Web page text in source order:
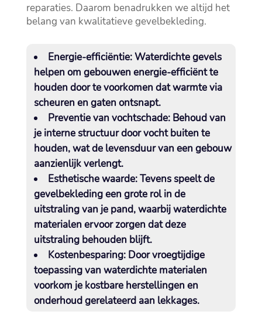
reparaties.​ Daarom benadrukken we altijd het
belang van kwalitatieve gevelbekleding.​
Energie-efficiëntie:Waterdichte gevels
helpen om gebouwen energie-efficiënt te
houden door te voorkomen dat warmte via
scheuren en gaten ontsnapt.​
Preventie van vochtschade:Behoud van
je interne structuur door vocht buiten te
houden, wat de levensduur van een gebouw
aanzienlijk verlengt.​
Esthetische waarde:Tevens speelt de
gevelbekleding een grote rol in de
uitstraling van je pand, waarbij waterdichte
materialen ervoor zorgen dat deze
uitstraling behouden blijft.​
Kostenbesparing:Door vroegtijdige
toepassing van waterdichte materialen
voorkom je kostbare herstellingen en
onderhoud gerelateerd aan lekkages.​